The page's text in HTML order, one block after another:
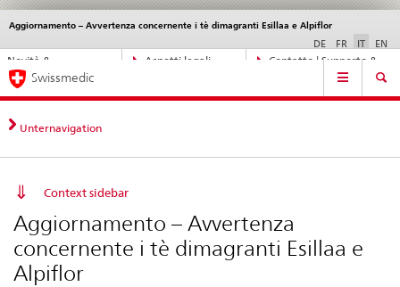
Navigazione
diretta:
novità,
legali,
Novità &
Aspetti legali,
Contatto | Supporto &
Aggiornamento – Avvertenza concernente i tè dimagranti Esillaa e Alpiflor
DE FR IT EN
Service
Navigation
Swissmedic
Unternavigation
Context sidebar
Aggiornamento – Avvertenza
concernente i tè dimagranti Esillaa e
Alpiflor